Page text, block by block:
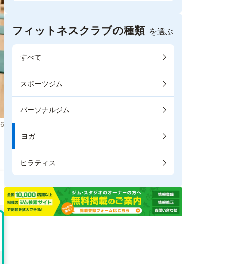
フィットネスクラブの種類 を選ぶ
すべて
スポーツジム
パーソナルジム
ヨガ
ピラティス